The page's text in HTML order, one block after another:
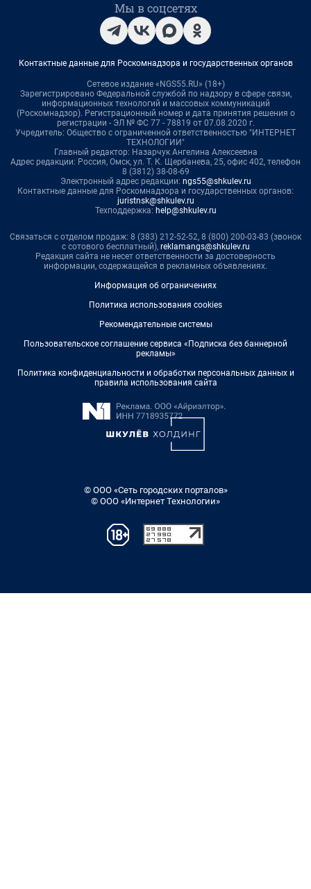
Мы в соцсетях
Контактные данные для Роскомнадзора и государственных органов
Сетевое издание «NGS55.RU» (18+)
Зарегистрировано Федеральной службой по надзору в сфере связи,
информационных технологий и массовых коммуникаций
(Роскомнадзор). Регистрационный номер и дата принятия решения о
регистрации - ЭЛ № ФС 77 - 78819 от 07.08.2020 г.
Учредитель: Общество с ограниченной ответственностью "ИНТЕРНЕТ
ТЕХНОЛОГИИ"
Главный редактор: Назарчук Ангелина Алексеевна
Адрес редакции: Россия, Омск, ул. Т. К. Щербанева, 25, офис 402, телефон
8 (3812) 38-08-69
Электронный адрес редакции: ngs55@shkulev.ru
Контактные данные для Роскомнадзора и государственных органов:
juristnsk@shkulev.ru
Техподдержка: help@shkulev.ru
Связаться с отделом продаж: 8 (383) 212-52-52, 8 (800) 200-03-83 (звонок
с сотового бесплатный), reklamangs@shkulev.ru
Редакция сайта не несет ответственности за достоверность
информации, содержащейся в рекламных объявлениях.
Информация об ограничениях
Политика использования cookies
Рекомендательные системы
Пользовательское соглашение сервиса «Подписка без баннерной
рекламы»
Политика конфиденциальности и обработки персональных данных и
правила использования сайта
© ООО «Сеть городских порталов»
© ООО «Интернет Технологии»